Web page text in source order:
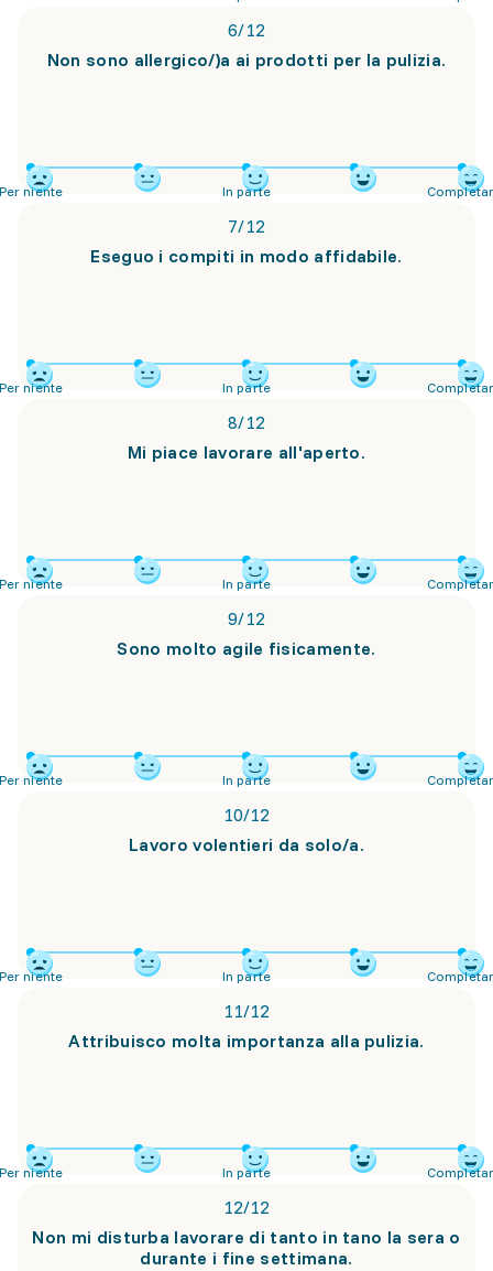
6/12
Non sono allergico/)a ai prodotti per la pulizia.
niente In parte
7/12
Eseguo i compiti in modo affidabile.
niente In parte
8/12
Mi piace lavorare all'aperto.
niente In parte
9/12
Sono molto agile fisicamente.
niente In parte
10/12
Lavoro volentieri da solo/a.
niente In parte
11/12
Attribuisco molta importanza alla pulizia.
niente In parte
12/12
Non mi disturba lavorare di tanto in tano la sera o
durante i fine settimana.